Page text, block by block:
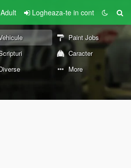
Logheaza-te in cont
Paint Jobs
Caracter
More